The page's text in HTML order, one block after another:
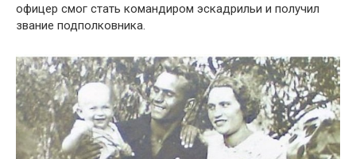
офицер смог стать командиром эскадрильи и получил
звание подполковника.